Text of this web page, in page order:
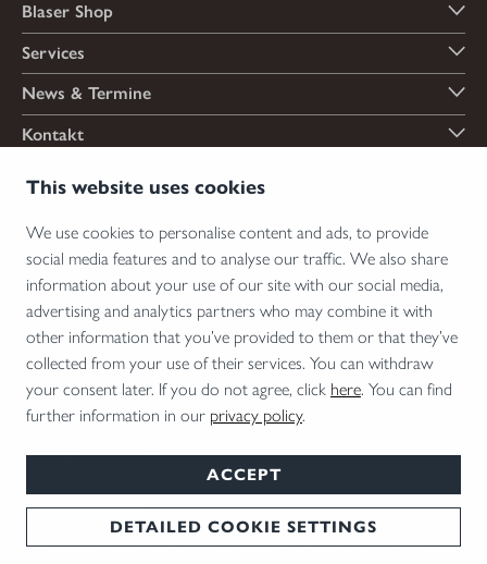
This website uses cookies
We use cookies to personalise content and ads, to provide
social media features and to analyse our traffic. We also share
information about your use of our site with our social media,
advertising and analytics partners who may combine it with
other information that you’ve provided to them or that they’ve
collected from your use of their services. You can withdraw
your consent later. If you do not agree, click here. You can find
further information in our privacy policy.
ACCEPT
DETAILED COOKIE SETTINGS
Blaser Shop
Services
News & Termine
Kontakt
Versandarten
*Abgabe von Waffen, wesentlichen Waffenteilen und Munition nur an Inhaber einer
Erwerbserlaubnis. Bitte beachten Sie die rechtlichen Hinweise zur Verwendung von
Schalldämpfern und die rechtlichen Erwerbs- und Nutzungsbedingungen für
Vorsatzoptiken in Ihrem Land.
AGBImpressumDatenschutzCookie Einstellungen Deutsch © 2026 Blaser